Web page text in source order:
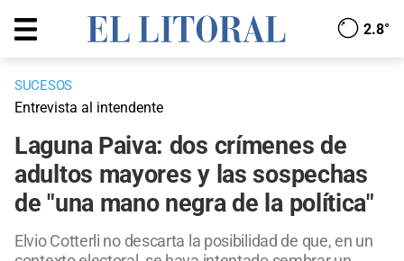
2.8°
SUCESOS
Entrevista al intendente
Laguna Paiva: dos crímenes de
adultos mayores y las sospechas
de "una mano negra de la política"
Elvio Cotterli no descarta la posibilidad de que, en un